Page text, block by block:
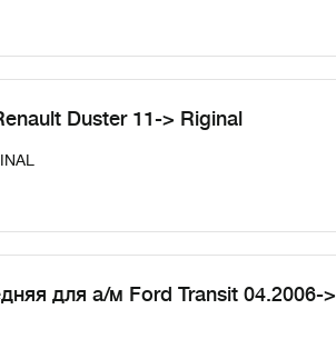
Duster 11-> Riginal
для а/м Ford Transit 04.2006->